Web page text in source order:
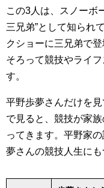
この3人は、スノーボ
三兄弟”として知られ
クショーに三兄弟で
そろって競技やライ
す。
平野歩夢さんだけを
で見ると、競技が家
ってきます。平野家
夢さんの競技人生にも